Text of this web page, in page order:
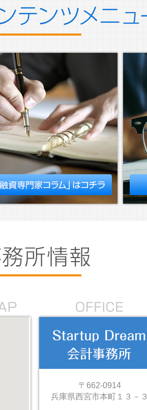
〒662-0914
兵庫県西宮市本町１３－３